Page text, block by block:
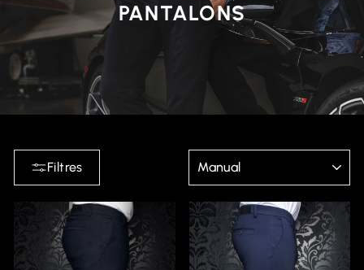
PANTALONS
Filtres
APPLIQUER